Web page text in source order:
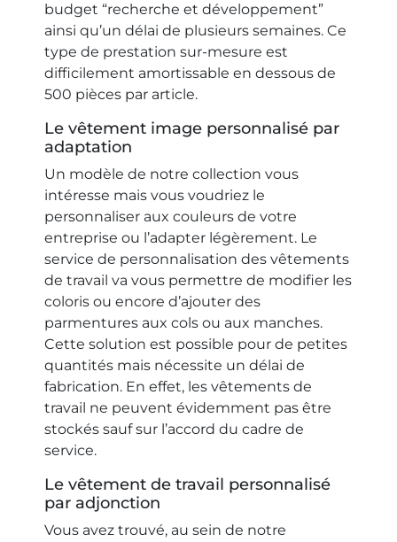
budget “recherche et développement”
ainsi qu’un délai de plusieurs semaines. Ce
type de prestation sur-mesure est
difficilement amortissable en dessous de
500 pièces par article.
Le vêtement image personnalisé par
adaptation
Un modèle de notre collection vous
intéresse mais vous voudriez le
personnaliser aux couleurs de votre
entreprise ou l’adapter légèrement. Le
service de personnalisation des vêtements
de travail va vous permettre de modifier les
coloris ou encore d’ajouter des
parmentures aux cols ou aux manches.
Cette solution est possible pour de petites
quantités mais nécessite un délai de
fabrication. En effet, les vêtements de
travail ne peuvent évidemment pas être
stockés sauf sur l’accord du cadre de
service.
Le vêtement de travail personnalisé
par adjonction
Vous avez trouvé, au sein de notre